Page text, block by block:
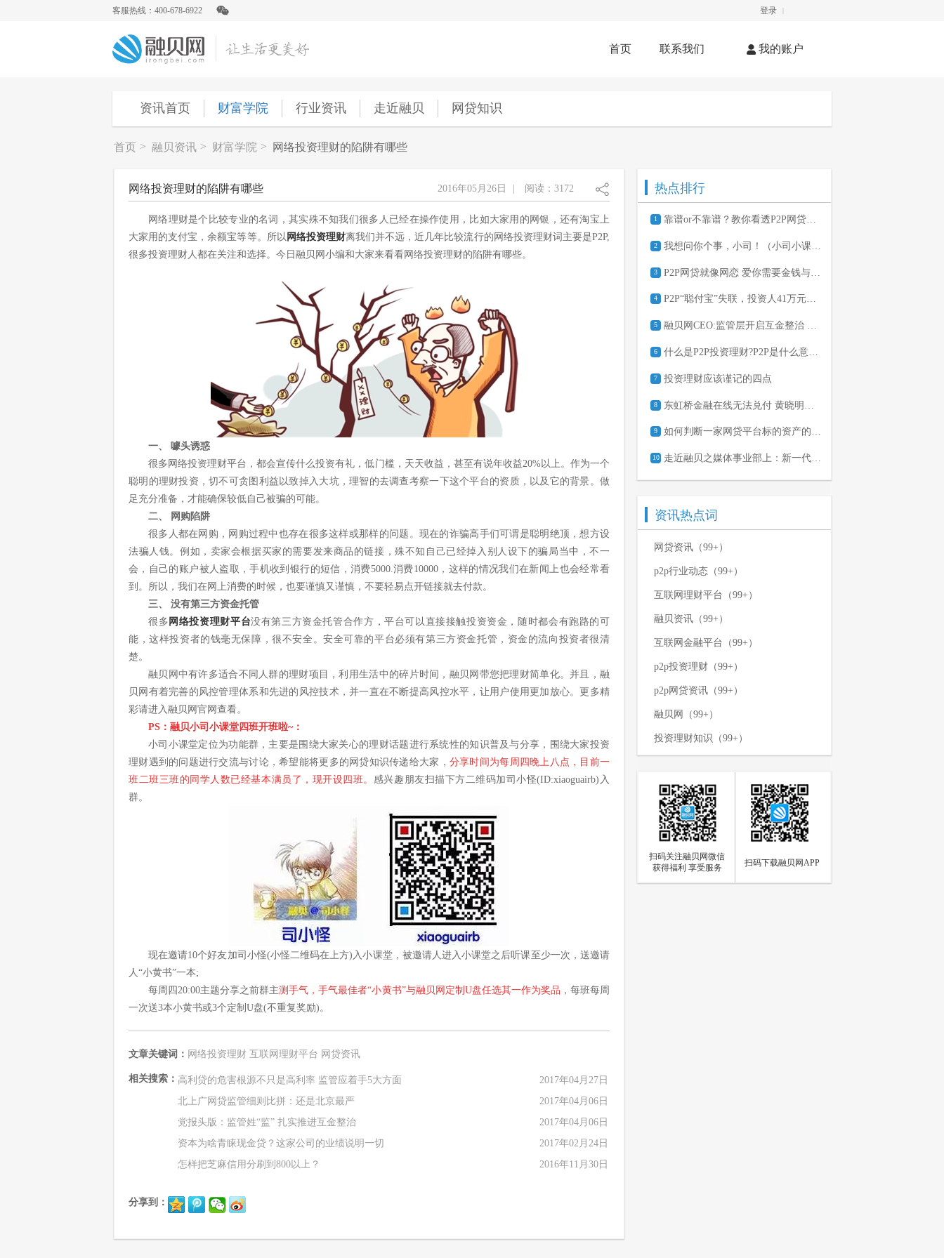
客服热线：400-678-6922 登录 |
首页 联系我们 我的账户
资讯首页 财富学院 行业资讯 走近融贝 网贷知识
首页 > 融贝资讯 > 财富学院 > 网络投资理财的陷阱有哪些
网络投资理财的陷阱有哪些 2016年05月26日 阅读：3172
网络理财是个比较专业的名词，其实殊不知我们很多人已经在操作使用，比如大家用的网银，还有淘宝上
大家用的支付宝，余额宝等等。所以 网络投资理财离我们并不远，近几年比较流行的网络投资理财词主要是P2P,
很多投资理财人都在关注和选择。今日融贝网小编和大家来看看网络投资理财的陷阱有哪些。
一、 噱头诱惑
很多网络投资理财平台，都会宣传什么投资有礼，低门槛，天天收益，甚至有说年收益20%以上。作为一个
聪明的理财投资，切不可贪图利益以致掉入大坑，理智的去调查考察一下这个平台的资质，以及它的背景。做
足充分准备，才能确保较低自己被骗的可能。
二、 网购陷阱
很多人都在网购，网购过程中也存在很多这样或那样的问题。现在的诈骗高手们可谓是聪明绝顶，想方设
法骗人钱。例如，卖家会根据买家的需要发来商品的链接，殊不知自己已经掉入别人设下的骗局当中，不一
会，自己的账户被人盗取，手机收到银行的短信，消费5000.消费10000，这样的情况我们在新闻上也会经常看
到。所以，我们在网上消费的时候，也要谨慎又谨慎，不要轻易点开链接就去付款。
三、 没有第三方资金托管
很多 网络投资理财平台没有第三方资金托管合作方，平台可以直接接触投资资金，随时都会有跑路的可
能，这样投资者的钱毫无保障，很不安全。安全可靠的平台必须有第三方资金托管，资金的流向投资者很清
楚。
融贝网中有许多适合不同人群的理财项目，利用生活中的碎片时间，融贝网带您把理财简单化。并且，融
贝网有着完善的风控管理体系和先进的风控技术，并一直在不断提高风控水平，让用户使用更加放心。更多精
彩请进入融贝网官网查看。
PS：融贝小司小课堂四班开班啦~：
小司小课堂定位为功能群，主要是围绕大家关心的理财话题进行系统性的知识普及与分享，围绕大家投资
理财遇到的问题进行交流与讨论，希望能将更多的网贷知识传递给大家， 分享时间为每周四晚上八点，目前一
班二班三班的同学人数已经基本满员了，现开设四班。 感兴趣朋友扫描下方二维码加司小怪(ID:xiaoguairb)入
群。
现在邀请10个好友加司小怪(小怪二维码在上方)入小课堂，被邀请人进入小课堂之后听课至少一次，送邀请
人“小黄书”一本;
每周四20:00主题分享之前群主测手气，手气最佳者“小黄书”与融贝网定制U盘任选其一作为奖品 ，每班每周
一次送3本小黄书或3个定制U盘(不重复奖励)。
文章关键词： 网络投资理财 互联网理财平台 网贷资讯
相关搜索： 高利贷的危害根源不只是高利率 监管应着手5大方面
2017年04月27日
北上广网贷监管细则比拼：还是北京最严
2017年04月06日
党报头版：监管姓“监” 扎实推进互金整治
2017年04月06日
资本为啥青睐现金贷？这家公司的业绩说明一切
2017年02月24日
怎样把芝麻信用分刷到800以上？
2016年11月30日
分享到：
热点排行
1 靠谱or不靠谱？教你看透P2P网贷平台
2
3
4 P2P“聪付宝”失联，投资人41万元本金怎么办
5 融贝网CEO:监管层开启互金整治 此处应有掌声
6
7 投资理财应该谨记的四点
8
9 如何判断一家网贷平台标的资产的好坏？
10 走近融贝之媒体事业部上：新一代知识类内容IP孵化器
资讯热点词
网贷资讯（99+）
p2p行业动态（99+）
互联网理财平台（99+）
融贝资讯（99+）
互联网金融平台（99+）
p2p投资理财（99+）
p2p网贷资讯（99+）
融贝网（99+）
投资理财知识（99+）
网络投资理财（99+）
p2p资讯新闻（99+）
理财攻略（99+）
如何投资理财（97）
p2p网贷（94） 网贷知识（85）
扫码关注融贝网微信
获得福利 享受服务
扫码下载融贝网APP